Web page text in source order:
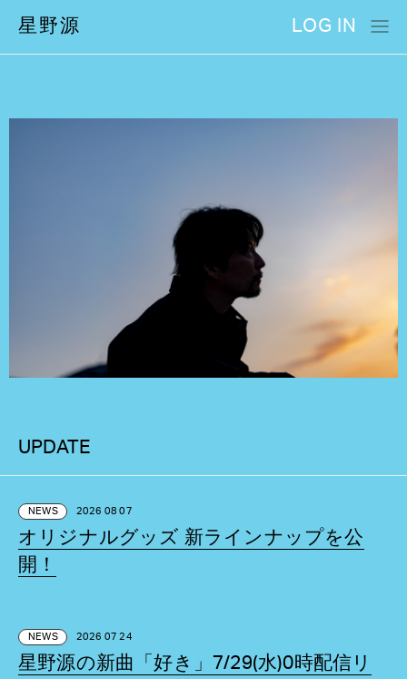
星野源 LOG IN
UPDATE
NEWS 2026 08 07
オリジナルグッズ 新ラインナップを公
開！
NEWS 2026 07 24
星野源の新曲「好き」7/29(水)0時配信リ